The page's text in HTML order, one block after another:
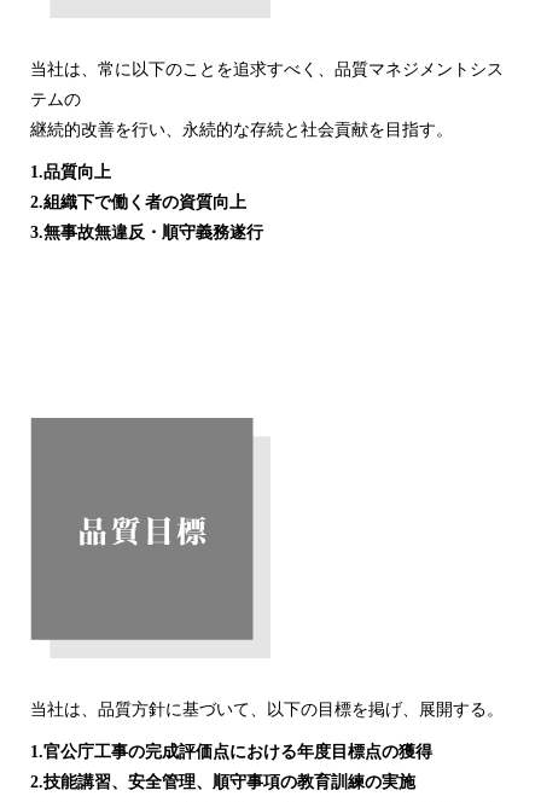
当社は、常に以下のことを追求すべく、品質マネジメントシス
テムの
継続的改善を行い、永続的な存続と社会貢献を目指す。
1.品質向上
2.組織下で働く者の資質向上
3.無事故無違反・順守義務遂行
当社は、品質方針に基づいて、以下の目標を掲げ、展開する。
1.官公庁工事の完成評価点における年度目標点の獲得
2.技能講習、安全管理、順守事項の教育訓練の実施